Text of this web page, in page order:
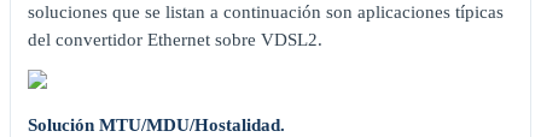
soluciones que se listan a continuación son aplicaciones típicas
del convertidor Ethernet sobre VDSL2.
Solución MTU/MDU/Hostalidad.